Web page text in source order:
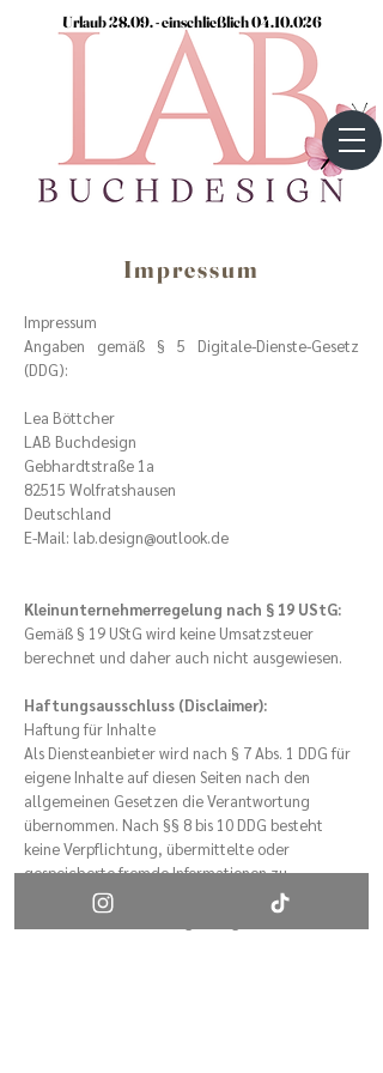
Urlaub 28.09. - einschließlich04.10.026
Impressum
Impressum
Angaben gemäß § 5 Digitale-Dienste-Gesetz
(DDG):
Lea Böttcher
LAB Buchdesign
Gebhardtstraße 1a
82515 Wolfratshausen
Deutschland
E-Mail: lab.design@outlook.de
Kleinunternehmerregelung nach § 19 UStG:
Gemäß § 19 UStG wird keine Umsatzsteuer
berechnet und daher auch nicht ausgewiesen.
Haftungsausschluss (Disclaimer):
Haftung für Inhalte
Als Diensteanbieter wird nach § 7 Abs. 1 DDG für
eigene Inhalte auf diesen Seiten nach den
allgemeinen Gesetzen die Verantwortung
übernommen. Nach §§ 8 bis 10 DDG besteht
keine Verpflichtung, übermittelte oder
gespeicherte fremde Informationen zu
überwachen oder nach Umständen zu forschen,
die auf eine rechtswidrige Tätigkeit hinweisen.